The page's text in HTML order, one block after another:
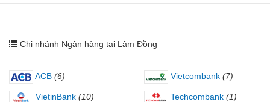
Chi nhánh Ngân hàng tại Lâm Đồng
ACB (6) Vietcombank (7)
VietinBank (10) Techcombank (1)